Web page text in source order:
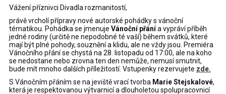
Vážení příznivci Divadla rozmanitostí,
právě vrcholí přípravy nové autorské pohádky s vánoční
tématikou. Pohádka se jmenuje Vánoční přánía vypráví příběh
jedné rodiny (určitě ne nepodobné té vaší) během svátků, které
mají být plné pohody, souznění a klidu, ale ne vždy jsou. Premiéra
Vánočního přání se chystá na 28. listopadu od 17:00, ale na koho
se nedostane nebo zrovna ten den nemůže, nemusí smutnit,
bude mít mnoho dalších příležitostí. Vstupenky rezervujete zde.
S Vánočním přáním se na jeviště vrací tvorba Marie Stejskalové,
která je respektovanou výtvarnicí a dlouholetou spolupracovnicí